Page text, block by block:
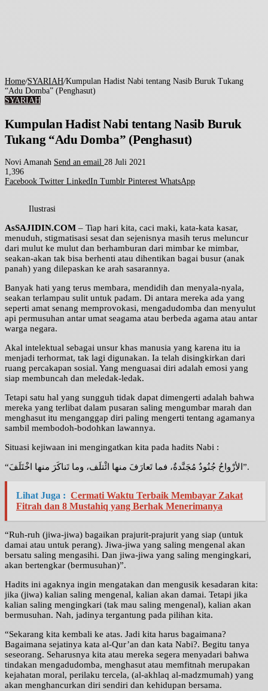
Home/SYARIAH/Kumpulan Hadist Nabi tentang Nasib Buruk Tukang
“Adu Domba” (Penghasut)
SYARIAH
Kumpulan Hadist Nabi tentang Nasib Buruk
Tukang “Adu Domba” (Penghasut)
Novi Amanah Send an email 28 Juli 2021
1,396
Facebook Twitter LinkedIn Tumblr Pinterest WhatsApp
Ilustrasi
AsSAJIDIN.COM – Tiap hari kita, caci maki, kata-kata kasar,
menuduh, stigmatisasi sesat dan sejenisnya masih terus meluncur
dari mulut ke mulut dan berhamburan dari mimbar ke mimbar,
seakan-akan tak bisa berhenti atau dihentikan bagai busur (anak
panah) yang dilepaskan ke arah sasarannya.
Banyak hati yang terus membara, mendidih dan menyala-nyala,
seakan terlampau sulit untuk padam. Di antara mereka ada yang
seperti amat senang memprovokasi, mengadudomba dan menyulut
api permusuhan antar umat seagama atau berbeda agama atau antar
warga negara.
Akal intelektual sebagai unsur khas manusia yang karena itu ia
menjadi terhormat, tak lagi digunakan. Ia telah disingkirkan dari
ruang percakapan sosial. Yang menguasai diri adalah emosi yang
siap membuncah dan meledak-ledak.
Tetapi satu hal yang sungguh tidak dapat dimengerti adalah bahwa
mereka yang terlibat dalam pusaran saling mengumbar marah dan
menghasut itu menganggap diri paling mengerti tentang agamanya
sambil membodoh-bodohkan lawannya.
Situasi kejiwaan ini mengingatkan kita pada hadits Nabi :
“الأرْواحُ جُنُودٌ مُجَنَّدةٌ، فما تَعارَفَ منها ائْتلَف، وما تَناكَرَ منها اخْتَلَفَ”.
Lihat Juga : Cermati Waktu Terbaik Membayar Zakat
Fitrah dan 8 Mustahiq yang Berhak Menerimanya
“Ruh-ruh (jiwa-jiwa) bagaikan prajurit-prajurit yang siap (untuk
damai atau untuk perang). Jiwa-jiwa yang saling mengenal akan
bersatu saling mengasihi. Dan jiwa-jiwa yang saling mengingkari,
akan bertengkar (bermusuhan)”.
Hadits ini agaknya ingin mengatakan dan mengusik kesadaran kita:
jika (jiwa) kalian saling mengenal, kalian akan damai. Tetapi jika
kalian saling mengingkari (tak mau saling mengenal), kalian akan
bermusuhan. Nah, jadinya tergantung pada pilihan kita.
“Sekarang kita kembali ke atas. Jadi kita harus bagaimana?
Bagaimana sejatinya kata al-Qur’an dan kata Nabi?. Begitu tanya
seseorang. Seharusnya kita atau mereka segera menyadari bahwa
tindakan mengadudomba, menghasut atau memfitnah merupakan
kejahatan moral, perilaku tercela, (al-akhlaq al-madzmumah) yang
akan menghancurkan diri sendiri dan kehidupan bersama.